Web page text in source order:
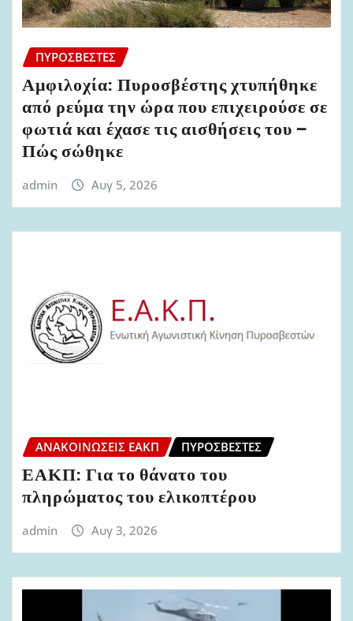
ΠΥΡΟΣΒΈΣΤΕΣ
Αμφιλοχία: Πυροσβέστης χτυπήθηκε
από ρεύμα την ώρα που επιχειρούσε σε
φωτιά και έχασε τις αισθήσεις του –
Πώς σώθηκε
admin Αυγ 5, 2026
ΑΝΑΚΟΙΝΏΣΕΙΣ ΕΑΚΠ ΠΥΡΟΣΒΈΣΤΕΣ
ΕΑΚΠ: Για το θάνατο του
πληρώματος του ελικοπτέρου
admin Αυγ 3, 2026